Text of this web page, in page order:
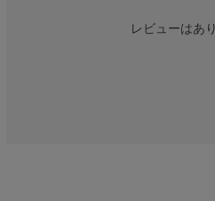
レビューはあ